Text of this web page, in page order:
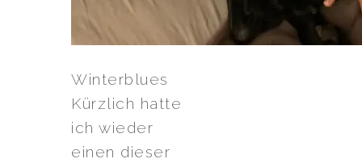
Winterblues
Kürzlich hatte
ich wieder
einen dieser